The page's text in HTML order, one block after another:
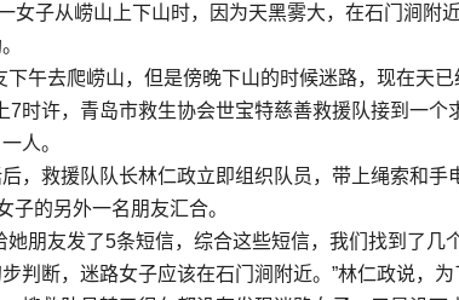
女子从崂山上下山时，因为天黑雾大，在石门涧附
下午去爬崂山，但是傍晚下山的时候迷路，现在天
7时许，青岛市救生协会世宝特慈善救援队接到一
人。
，救援队队长林仁政立即组织队员，带上绳索和
子的另外一名朋友汇合。
她朋友发了5条短信，综合这些短信，我们找到了
判断，迷路女子应该在石门涧附近。”林仁政说，